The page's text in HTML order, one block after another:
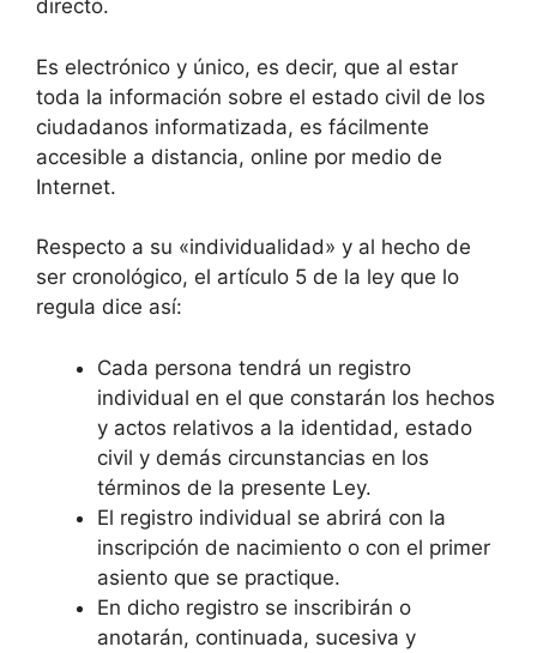
directo.
Es electrónico y único, es decir, que al estar
toda la información sobre el estado civil de los
ciudadanos informatizada, es fácilmente
accesible a distancia, online por medio de
Internet.
Respecto a su «individualidad» y al hecho de
ser cronológico, el artículo 5 de la ley que lo
regula dice así:
Cada persona tendrá un registro
individual en el que constarán los hechos
y actos relativos a la identidad, estado
civil y demás circunstancias en los
términos de la presente Ley.
El registro individual se abrirá con la
inscripción de nacimiento o con el primer
asiento que se practique.
En dicho registro se inscribirán o
anotarán, continuada, sucesiva y